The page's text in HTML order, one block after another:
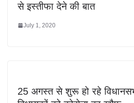
से इस्तीफा देने की बात
July 1, 2020
25 अगस्त से शुरू हो रहे